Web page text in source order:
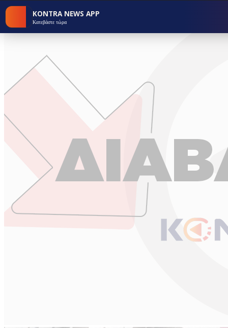
KONTRA NEWS APP
Κατεβάστε τώρα